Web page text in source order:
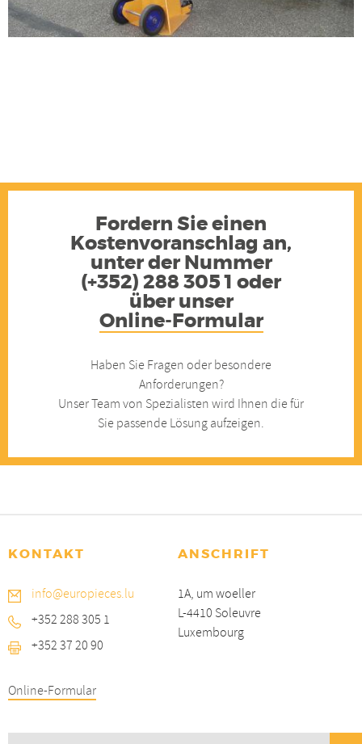
Fordern Sie einen
Kostenvoranschlag an,
unter der Nummer
(+352) 288 305 1 oder
über unser
Online-Formular
Haben Sie Fragen oder besondere
Anforderungen?
Unser Team von Spezialisten wird Ihnen die für
Sie passende Lösung aufzeigen.
KONTAKT
info@europieces.lu
+352 288 305 1
+352 37 20 90
Online-Formular
ANSCHRIFT
1A, um woeller
L-4410 Soleuvre
Luxembourg